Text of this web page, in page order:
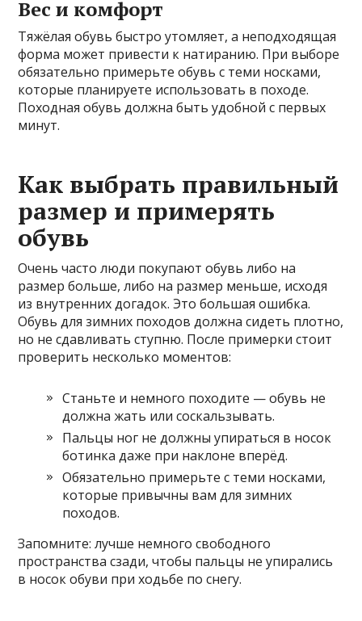
Вес и комфорт
Тяжёлая обувь быстро утомляет, а неподходящая
форма может привести к натиранию. При выборе
обязательно примерьте обувь с теми носками,
которые планируете использовать в походе.
Походная обувь должна быть удобной с первых
минут.
Как выбрать правильный
размер и примерять
обувь
Очень часто люди покупают обувь либо на
размер больше, либо на размер меньше, исходя
из внутренних догадок. Это большая ошибка.
Обувь для зимних походов должна сидеть плотно,
но не сдавливать ступню. После примерки стоит
проверить несколько моментов:
Станьте и немного походите — обувь не
должна жать или соскальзывать.
Пальцы ног не должны упираться в носок
ботинка даже при наклоне вперёд.
Обязательно примерьте с теми носками,
которые привычны вам для зимних
походов.
Запомните: лучше немного свободного
пространства сзади, чтобы пальцы не упирались
в носок обуви при ходьбе по снегу.